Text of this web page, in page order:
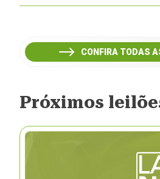
inclui a pecuária entre os setores
CONFIRA TODAS
Próximos